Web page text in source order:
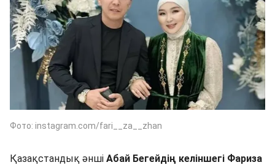
Фото: instagram.com/fari__za__zhan
Қазақстандық әнші Абай Бегейдің келіншегі Фариза